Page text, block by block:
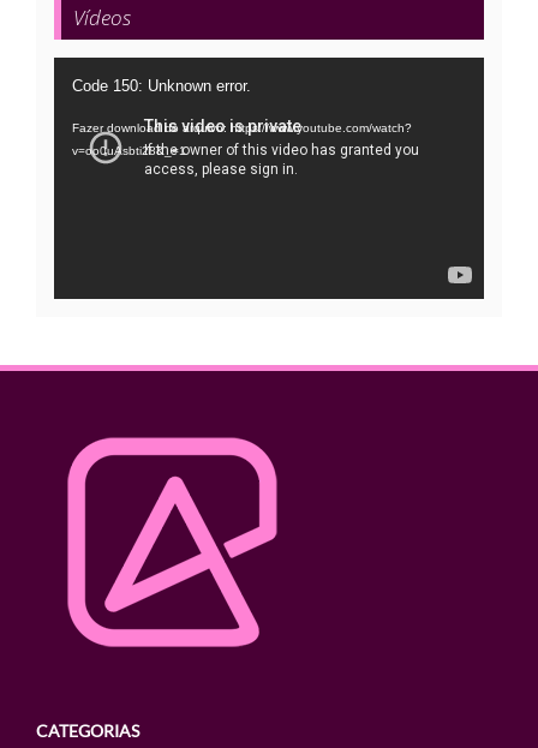
Vídeos
Tocador
vídeo
Code 150: Unknown error.
Fazer download do arquivo: https://www.youtube.com/watch?
v=oo0uAsbti28&_=1
CATEGORIAS